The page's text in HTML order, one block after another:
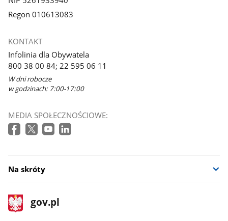
Regon 010613083
KONTAKT
Infolinia dla Obywatela
800 38 00 84; 22 595 06 11
W dni robocze
w godzinach: 7:00-17:00
MEDIA SPOŁECZNOŚCIOWE:
Na skróty
stopka
gov.pl
Strona
gov.pl